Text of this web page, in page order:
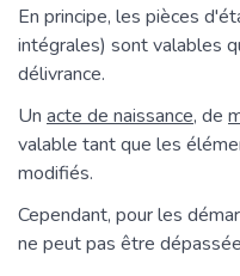
En principe, les pièces
intégrales) sont valables
délivrance.
Un acte de naissance, de
valable tant que les
modifiés.
Cependant, pour les
ne peut pas être